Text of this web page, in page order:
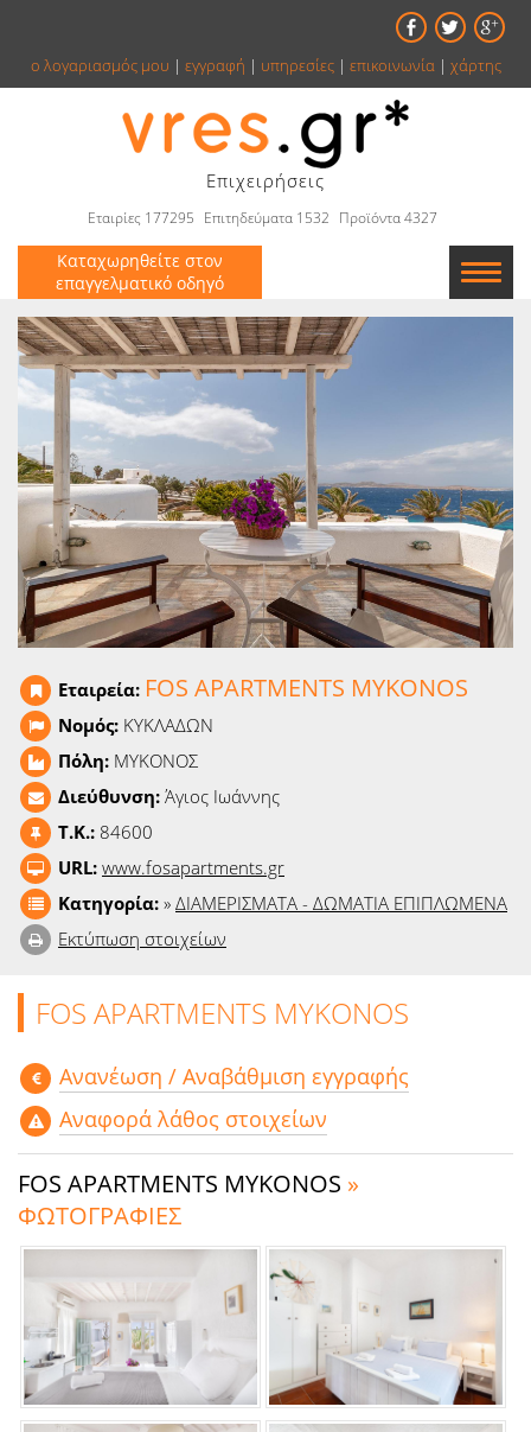
ο λογαριασμός μου | εγγραφή | υπηρεσίες| επικοινωνία| χάρτης
Επιχειρήσεις
Εταιρίες 177295 Επιτηδεύματα 1532 Προϊόντα 4327
Καταχωρηθείτε στον
επαγγελματικό οδηγό
Εταιρείες
Κατάλογος
Αγγελίες
Βιβλία
Ειδήσεις
Παιχνίδια
Ταινίες
Εταιρεία: FOS APARTMENTS MYKONOS
Νομός: ΚΥΚΛΑΔΩΝ
Πόλη: ΜΥΚΟΝΟΣ
Διεύθυνση: Άγιος Ιωάννης
T.K.: 84600
URL: www.fosapartments.gr
Κατηγορία: » ΔΙΑΜΕΡΙΣΜΑΤΑ - ΔΩΜΑΤΙΑ ΕΠΙΠΛΩΜΕΝΑ
Εκτύπωση στοιχείων
FOS APARTMENTS MYKONOS
Aνανέωση / Αναβάθμιση εγγραφής
Αναφορά λάθος στοιχείων
FOS APARTMENTS MYKONOS »
ΦΩΤΟΓΡΑΦΙΕΣ